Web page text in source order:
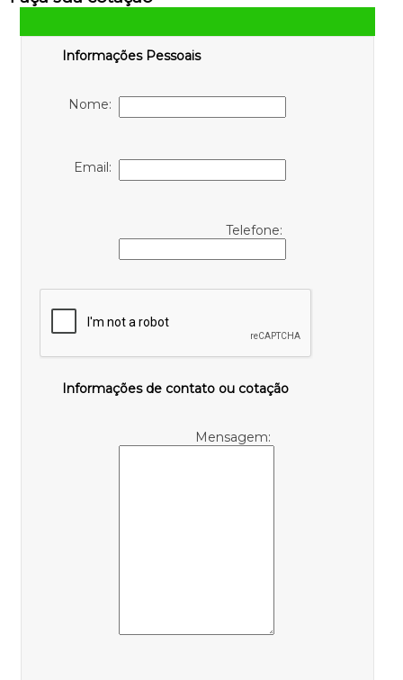
Informações Pessoais
Nome:
Email:
Telefone:
Informações de contato ou cotação
Mensagem: